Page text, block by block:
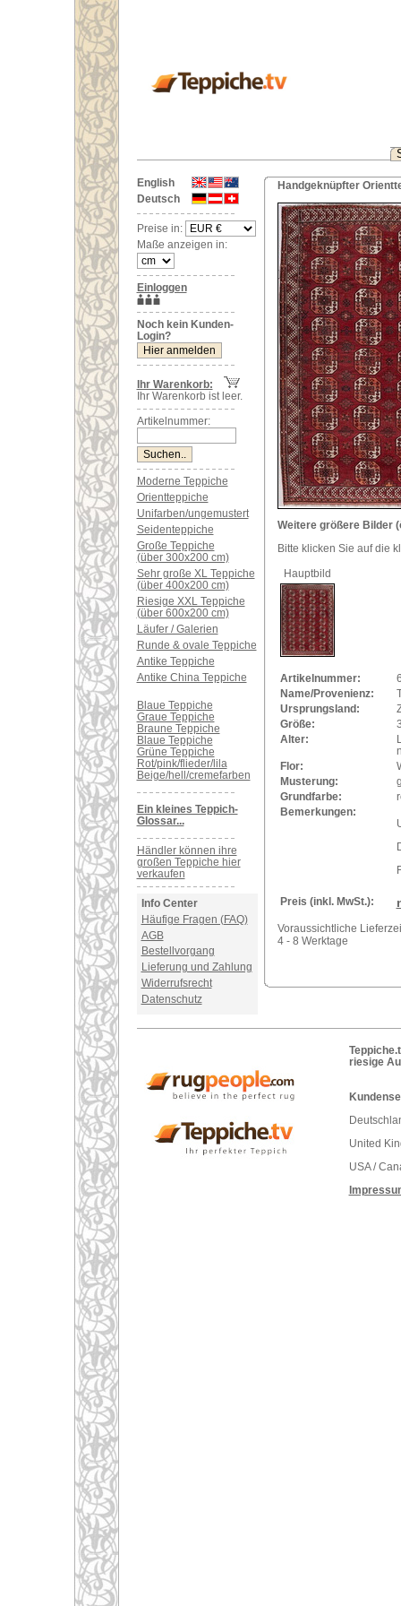
English
Deutsch
Preise in:
Maße anzeigen in:
Einloggen
Noch kein Kunden-
Login?
Ihr Warenkorb:
Ihr Warenkorb ist leer.
Artikelnummer:
Moderne Teppiche
Orientteppiche
Unifarben/ungemustert
Seidenteppiche
Große Teppiche
(über 300x200 cm)
Sehr große XL Teppiche
(über 400x200 cm)
Riesige XXL Teppiche
(über 600x200 cm)
Läufer / Galerien
Runde & ovale Teppiche
Antike Teppiche
Antike China Teppiche
Blaue Teppiche
Graue Teppiche
Braune Teppiche
Blaue Teppiche
Grüne Teppiche
Rot/pink/flieder/lila
Beige/hell/cremefarben
Ein kleines Teppich-
Glossar...
Händler können ihre
großen Teppiche hier
verkaufen
Info Center
Häufige Fragen (FAQ)
AGB
Bestellvorgang
Lieferung und Zahlung
Widerrufsrecht
Datenschutz
Handgeknüpfter
Weitere größere Bilder
Bitte klicken Sie auf die
Hauptbild
Artikelnummer:
Name/Provenienz:
Ursprungsland:
Größe:
Alter:
Flor:
Musterung:
Grundfarbe:
Bemerkungen:
Preis (inkl. MwSt.):
Voraussichtliche
4 - 8 Werktage
riesige
United
USA /